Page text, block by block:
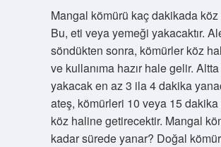
Mangal kömürü kaç dakikada köz
Bu, eti veya yemeği yakacaktır.
söndükten sonra, kömürler köz
ve kullanıma hazır hale gelir.
yakacak en az 3 ila 4 dakika
ateş, kömürleri 10 veya 15
köz haline getirecektir. Mangal
kadar sürede yanar? Doğal